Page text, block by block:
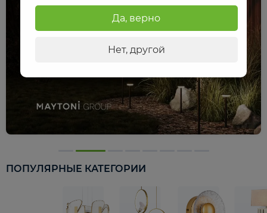
ПОПУЛЯРНЫЕ КАТЕГОРИИ
Да, верно
Нет, другой